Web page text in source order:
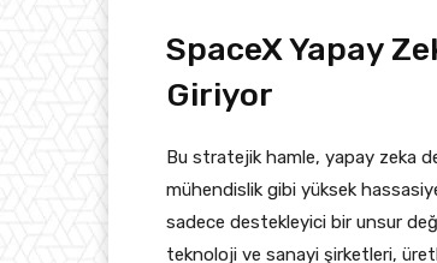
SpaceX Yapay
Giriyor
Bu stratejik hamle, yapay zeka
mühendislik gibi yüksek
sadece destekleyici bir unsur
teknoloji ve sanayi şirketleri,